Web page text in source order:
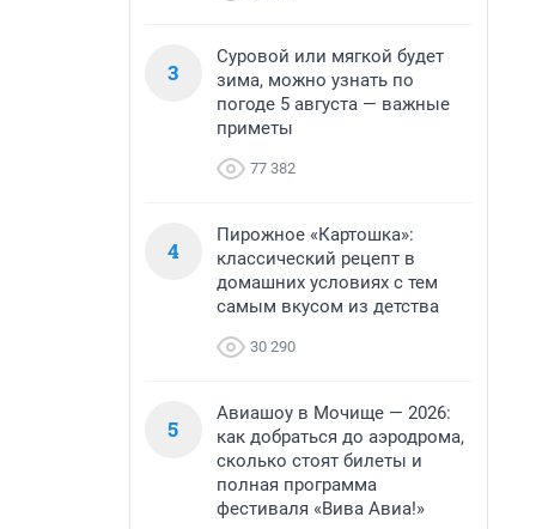
3
Суровой или мягкой будет
зима, можно узнать по
погоде 5 августа — важные
приметы
77 382
4
Пирожное «Картошка»:
классический рецепт в
домашних условиях с тем
самым вкусом из детства
30 290
5
Авиашоу в Мочище — 2026:
как добраться до аэродрома,
сколько стоят билеты и
полная программа
фестиваля «Вива Авиа!»